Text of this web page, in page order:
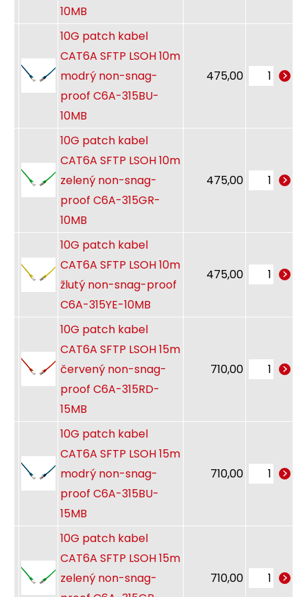
10MB
10G patch kabel
CAT6A SFTP LSOH 10m
modrý non-snag-
proof C6A-315BU-
10MB
475,00
10G patch kabel
CAT6A SFTP LSOH 10m
zelený non-snag-
proof C6A-315GR-
10MB
475,00
10G patch kabel
CAT6A SFTP LSOH 10m
žlutý non-snag-proof
C6A-315YE-10MB
475,00
10G patch kabel
CAT6A SFTP LSOH 15m
červený non-snag-
proof C6A-315RD-
15MB
710,00
10G patch kabel
CAT6A SFTP LSOH 15m
modrý non-snag-
proof C6A-315BU-
15MB
710,00
10G patch kabel
CAT6A SFTP LSOH 15m
zelený non-snag-
710,00